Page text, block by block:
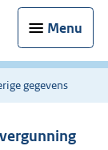
Menu
gegevens